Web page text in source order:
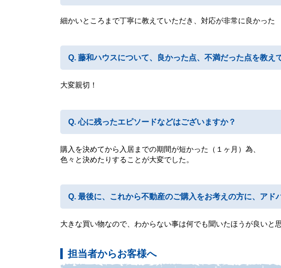
細かいところまで丁寧に教えていただき、対応が非常に良かった
藤和ハウスについて、良かった点、不満だった点を教え
大変親切！
心に残ったエピソードなどはございますか？
購入を決めてから入居までの期間が短かった（１ヶ月）為、
色々と決めたりすることが大変でした。
最後に、これから不動産のご購入をお考えの方に、アド
大きな買い物なので、わからない事は何でも聞いたほうが良いと
担当者からお客様へ